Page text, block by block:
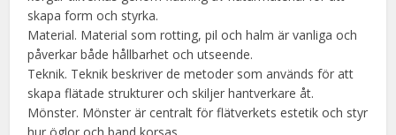
skapa form och styrka.
Material. Material som rotting, pil och halm är vanliga och
påverkar både hållbarhet och utseende.
Teknik. Teknik beskriver de metoder som används för att
skapa flätade strukturer och skiljer hantverkare åt.
Mönster. Mönster är centralt för flätverkets estetik och styr